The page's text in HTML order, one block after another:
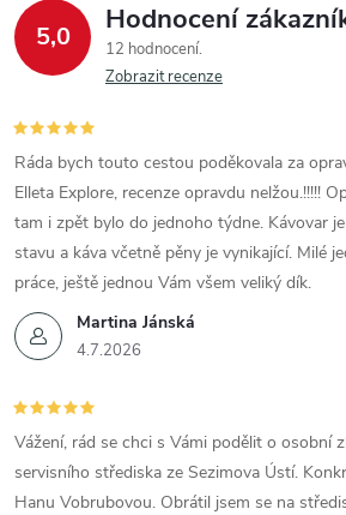
5,0 Hodnocení
12 hodnocení
Zobrazit recenze
Martina Jánská
4.7.2026
Ráda bych touto cestou poděkovala za
Elleta Explore, recenze opravdu nelžou.!!!!!
tam i zpět bylo do jednoho týdne. Kávovar
stavu a káva včetně pěny je vynikající. Milé
práce, ještě jednou Vám všem veliký dík.
Vážení, rád se chci s Vámi podělit o osobní
servisního střediska ze Sezimova Ústí.
Hanu Vobrubovou. Obrátil jsem se na